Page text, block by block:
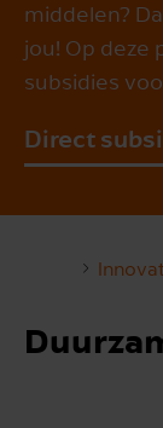
middelen?
jou! Op deze
subsidies
Direct